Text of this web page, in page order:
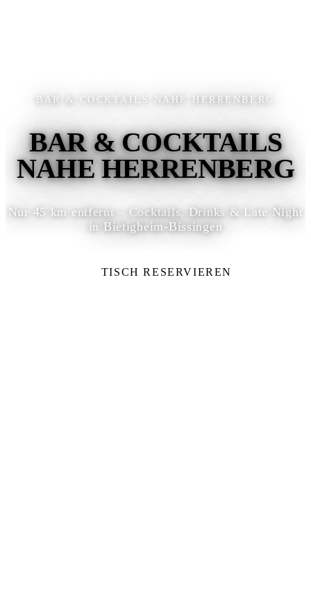
BAR & COCKTAILS NAHE HERRENBERG
BAR & COCKTAILS
NAHE HERRENBERG
Nur 45 km entfernt – Cocktails, Drinks & Late Night
in Bietigheim-Bissingen
TISCH RESERVIEREN